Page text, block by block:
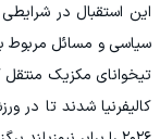
این استقبال در
سیاسی و مسائل مربوط به
تیخوانای مکزیک منتقل
کالیفرنیا شدند تا